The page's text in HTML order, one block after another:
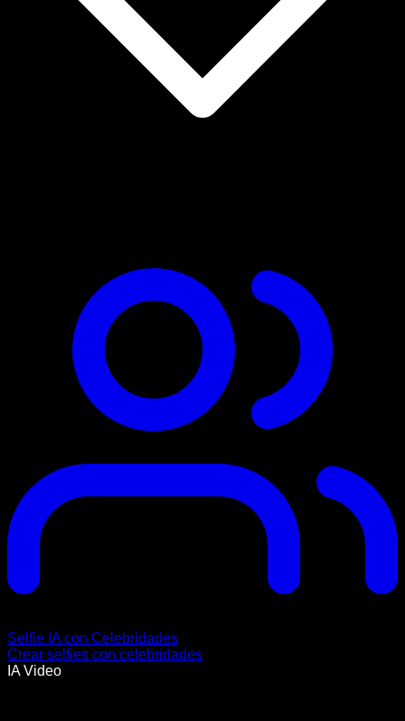
Selfie IA con Celebridades
Crear selfies con celebridades
IA Video